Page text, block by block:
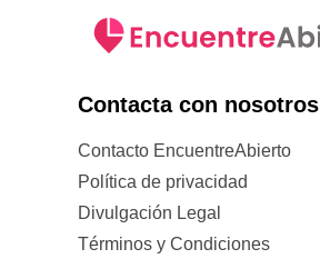
Contacta con nosotros
Contacto EncuentreAbierto
Política de privacidad
Divulgación Legal
Términos y Condiciones